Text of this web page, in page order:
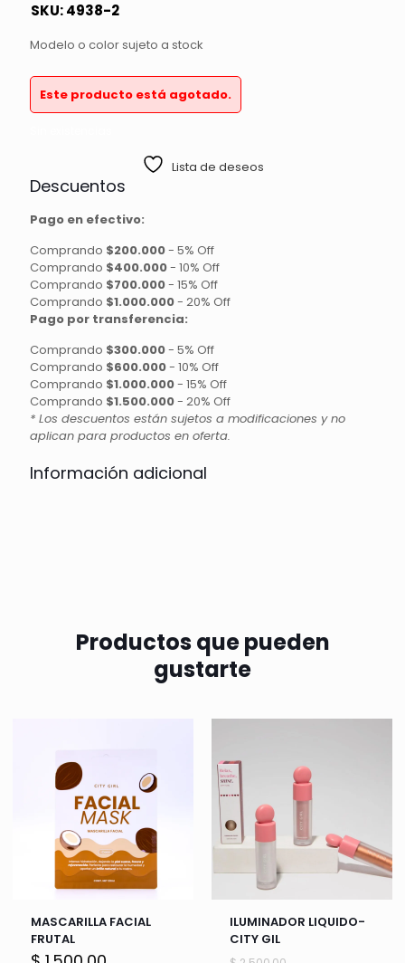
SKU:4938-2
Modelo o color sujeto a stock
Este producto está agotado.
Lista de deseos
Descuentos
Pago en efectivo:
Comprando $200.000- 5% Off
Comprando $400.000- 10% Off
Comprando $700.000- 15% Off
Comprando $1.000.000- 20% Off
Pago por transferencia:
Comprando $300.000- 5% Off
Comprando $600.000- 10% Off
Comprando $1.000.000- 15% Off
Comprando $1.500.000- 20% Off
* Los descuentos están sujetos a modificaciones y no
aplican para productos en oferta.
Información adicional
Productos que pueden
gustarte
MASCARILLA FACIAL
FRUTAL
ILUMINADOR LIQUIDO-
CITY GIL